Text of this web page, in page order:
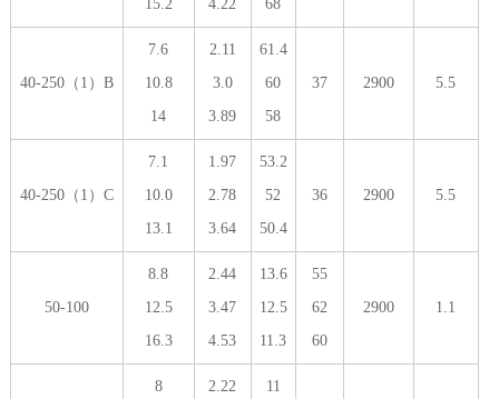
15.2 4.22 68
40-250（1）B
7.6
10.8
14
2.11
3.0
3.89
61.4
60
58
37 2900 5.5
40-250（1）C
7.1
10.0
13.1
1.97
2.78
3.64
53.2
52
50.4
36 2900 5.5
50-100
8.8
12.5
16.3
2.44
3.47
4.53
13.6
12.5
11.3
55
62
60
2900 1.1
8
2.22
11